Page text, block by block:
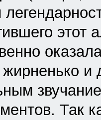
этот
и
Так